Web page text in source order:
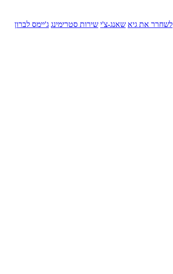
לשחרר את גיא שאנג-צ'י שירות סטרימינג ג'יימס לברון